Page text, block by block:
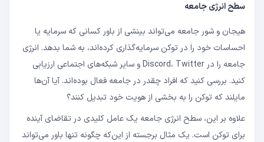
سطح انرژی جامعه
هیجان و شور جامعه می‌تواند بینشی از باور کسانی که سرمایه یا
احساسات خود را در توکن سرمایه‌گذاری کرده‌اند، به شما بدهد. انرژی
جامعه را در Discord، Twitter و سایر شبکه‌های اجتماعی ارزیابی
کنید. بررسی کنید که افراد چقدر در جامعه فعال بوده‌اند. آیا آن‌ها
مایلند که توکن را به بخشی از هویت خود تبدیل کنند؟
علاوه بر این، سطح انرژی جامعه یک عامل کلیدی در تقاضای آینده
برای توکن است. یک مثال برجسته از این‌که چگونه تنها باور می‌تواند